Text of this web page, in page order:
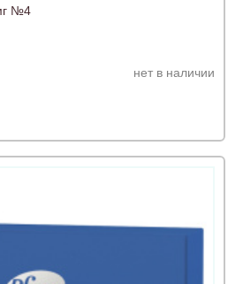
№4
нет в наличии